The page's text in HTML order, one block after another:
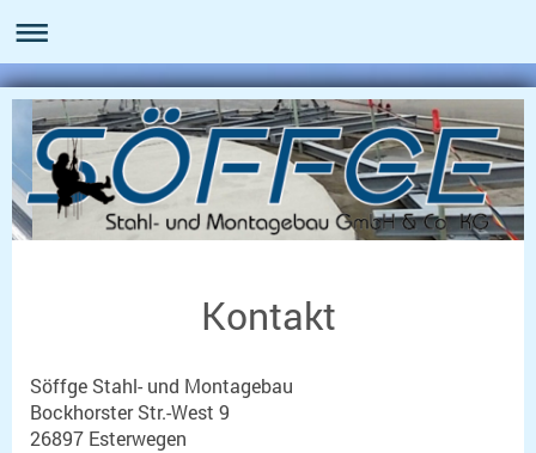
Kontakt
Söffge Stahl- und Montagebau
Bockhorster Str.-West 9
26897 Esterwegen